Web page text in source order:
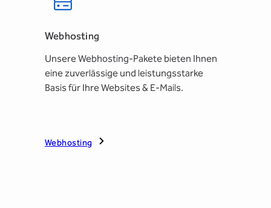
Webhosting
Unsere Webhosting-Pakete bieten Ihnen
eine zuverlässige und leistungsstarke
Basis für Ihre Websites & E-Mails.
Webhosting